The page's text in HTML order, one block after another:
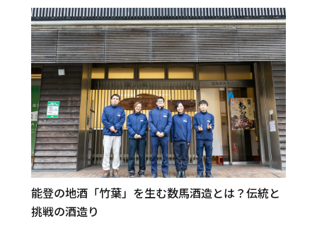
能登の地酒「竹葉」を生む数馬酒造とは？伝統と
挑戦の酒造り